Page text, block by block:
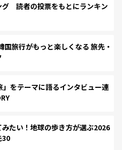
グ 読者の投票をもとにランキン
旅行がもっと楽しくなる 旅先・
をテーマに語るインタビュー連
たい！地球の歩き方が選ぶ2026
30